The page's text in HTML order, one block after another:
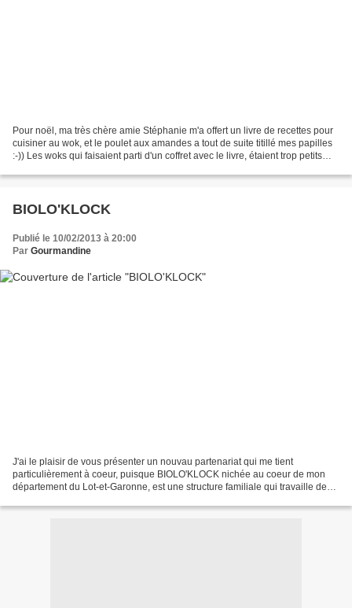
Pour noël, ma très chère amie Stéphanie m'a offert un livre de recettes pour
cuisiner au wok, et le poulet aux amandes a tout de suite titillé mes papilles
:-)) Les woks qui faisaient parti d'un coffret avec le livre, étaient trop petits
BIOLO'KLOCK
Publié le 10/02/2013 à 20:00
Par Gourmandine
J'ai le plaisir de vous présenter un nouvau partenariat qui me tient
particulièrement à coeur, puisque BIOLO'KLOCK nichée au coeur de mon
département du Lot-et-Garonne, est une structure familiale qui travaille de